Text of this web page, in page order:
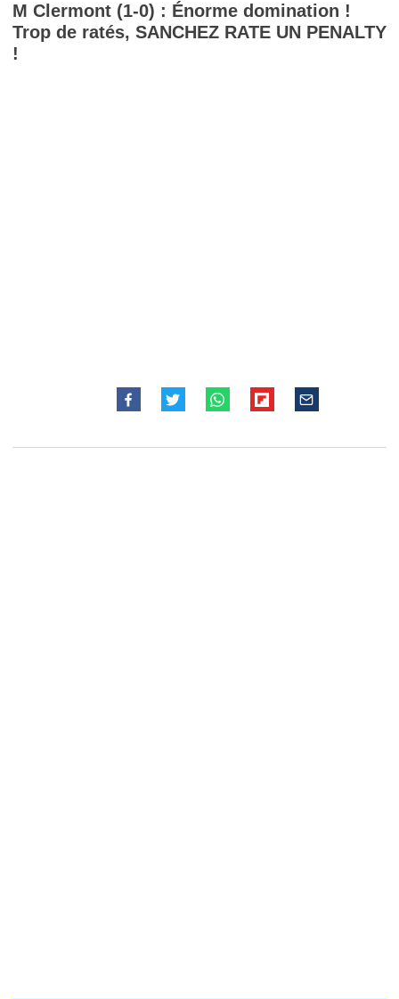
M Clermont (1-0) : Énorme domination !
Trop de ratés, SANCHEZ RATE UN PENALTY
!